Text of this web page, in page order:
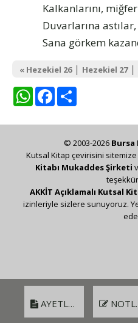
Kalkanlarını,
Duvarlarına astılar,
Sana görkem
« Hezekiel 26| Hezekiel 27|
WhatsAppFacebook
AYETLER NOTLAR
© 2003-2026 Bursa
Kutsal Kitap çevirisini
Kitabı Mukaddes Şirketi
AKKİT Açıklamalı Kutsal
izinleriyle sizlere sunuyoruz.